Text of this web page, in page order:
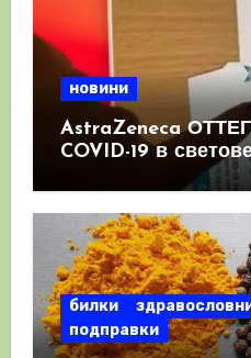
новини
AstraZeneca
COVID-19 в
като призна, че те
билки
подправки